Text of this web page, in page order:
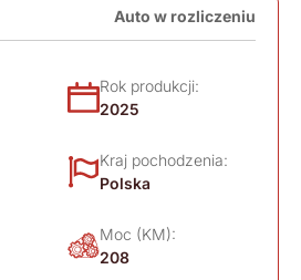
Auto w rozliczeniu
Rok produkcji:
2025
Kraj pochodzenia:
Polska
Moc (KM):
208